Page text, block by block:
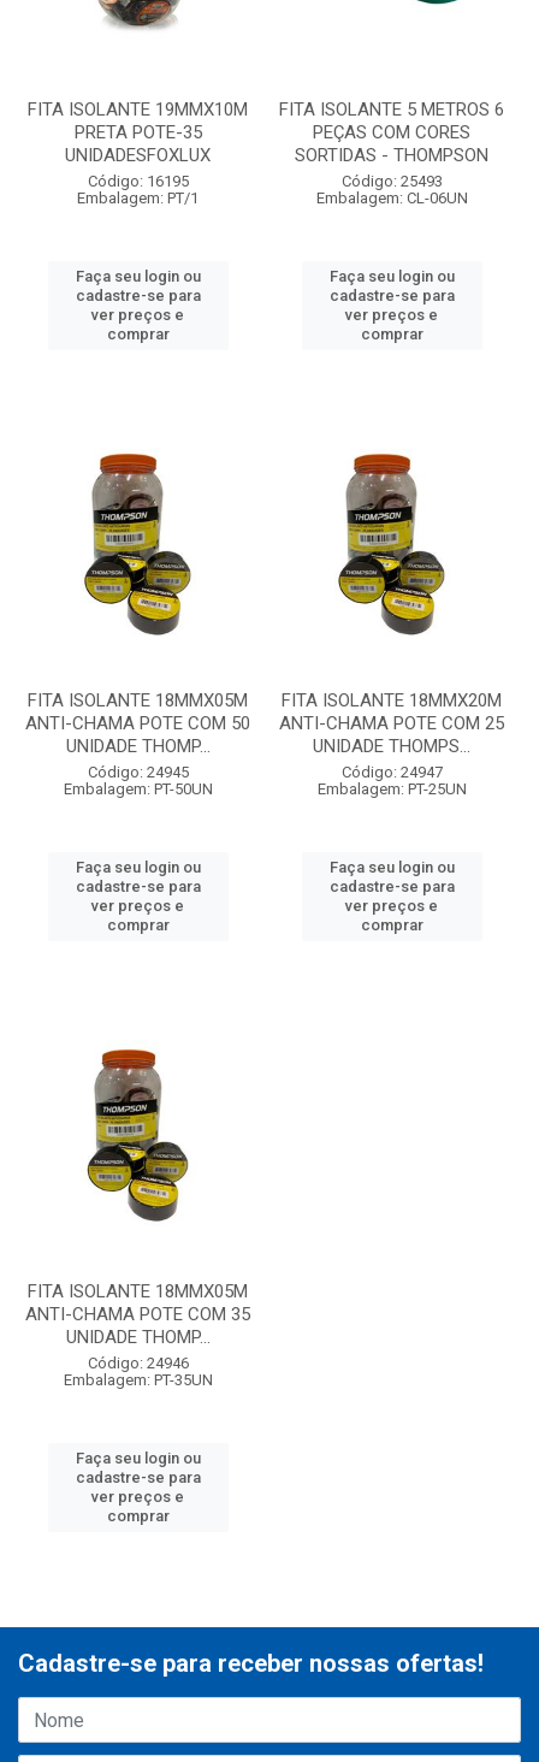
FITA ISOLANTE 19MMX10M
PRETA POTE-35
UNIDADESFOXLUX
Código: 16195
Embalagem: PT/1
Faça seu login ou
cadastre-se para
ver preços e
comprar
FITA ISOLANTE 5 METROS 6
PEÇAS COM CORES
SORTIDAS - THOMPSON
Código: 25493
Embalagem: CL-06UN
Faça seu login ou
cadastre-se para
ver preços e
comprar
FITA ISOLANTE 18MMX05M
ANTI-CHAMA POTE COM 50
UNIDADE THOMP...
Código: 24945
Embalagem: PT-50UN
Faça seu login ou
cadastre-se para
ver preços e
comprar
FITA ISOLANTE 18MMX20M
ANTI-CHAMA POTE COM 25
UNIDADE THOMPS...
Código: 24947
Embalagem: PT-25UN
Faça seu login ou
cadastre-se para
ver preços e
comprar
FITA ISOLANTE 18MMX05M
ANTI-CHAMA POTE COM 35
UNIDADE THOMP...
Código: 24946
Embalagem: PT-35UN
Faça seu login ou
cadastre-se para
ver preços e
comprar
Cadastre-se para receber nossas ofertas!